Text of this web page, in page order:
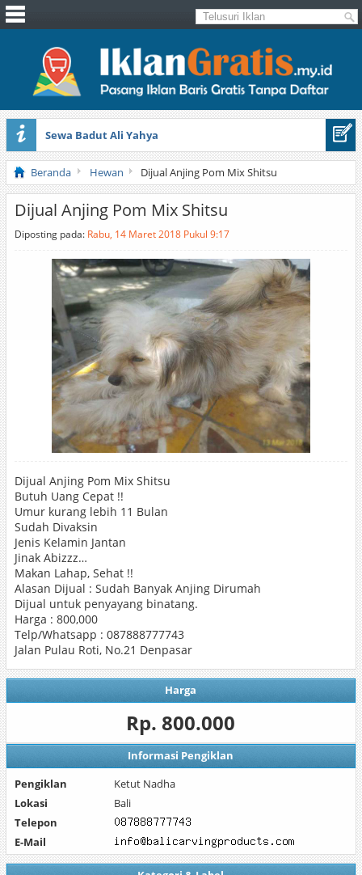
Sewa Badut Ali Yahya
Honda Brio 1.3 E AT CBU 2012 Putih
Beranda Hewan Dijual Anjing Pom Mix Shitsu
Dijual Anjing Pom Mix Shitsu
Diposting pada: Rabu, 14 Maret 2018 Pukul 9:17
Dijual Anjing Pom Mix Shitsu
Butuh Uang Cepat !!
Umur kurang lebih 11 Bulan
Sudah Divaksin
Jenis Kelamin Jantan
Jinak Abizzz…
Makan Lahap, Sehat !!
Alasan Dijual : Sudah Banyak Anjing Dirumah
Dijual untuk penyayang binatang.
Harga : 800,000
Telp/Whatsapp : 087888777743
Jalan Pulau Roti, No.21 Denpasar
Harga
Rp. 800.000
Informasi Pengiklan
Pengiklan
Ketut Nadha
Lokasi
Bali
Telepon
E-Mail